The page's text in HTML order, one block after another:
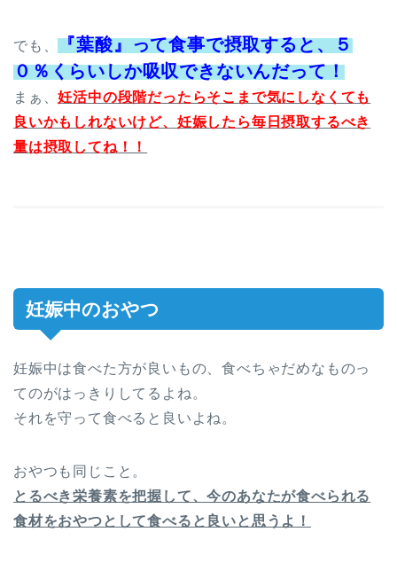
でも、 『葉酸』って食事で摂取すると、５
０％くらいしか吸収できないんだって！
まぁ、妊活中の段階だったらそこまで気にしなくても
良いかもしれないけど、妊娠したら毎日摂取するべき
量は摂取してね！！
妊娠中のおやつ
妊娠中は食べた方が良いもの、食べちゃだめなものっ
てのがはっきりしてるよね。
それを守って食べると良いよね。
おやつも同じこと。
とるべき栄養素を把握して、今のあなたが食べられる
食材をおやつとして食べると良いと思うよ！